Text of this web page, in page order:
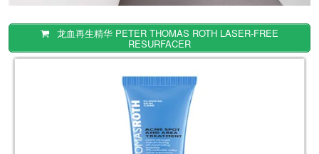
龙血再生精华 PETER THOMAS ROTH LASER-FREE
RESURFACER